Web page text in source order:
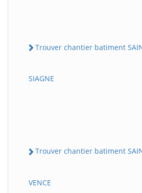
Trouver chantier batiment
SIAGNE
Trouver chantier batiment
VENCE